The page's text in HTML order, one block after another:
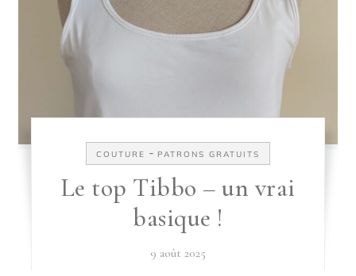
COUTURE - PATRONS GRATUITS
Le top Tibbo – un vrai
basique !
9 août 2025